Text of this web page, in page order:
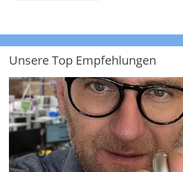
Unsere Top Empfehlungen